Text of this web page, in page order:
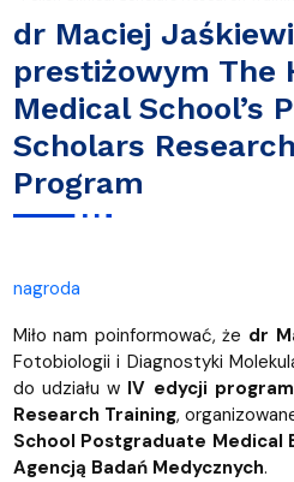
dr Maciej
prestiżowym The
Medical School’s
Scholars
Program
nagroda
Miło nam poinformować, że dr
Fotobiologii i Diagnostyki
do udziału w IV edycji
Research Training,
School Postgraduate Medical
Agencją Badań Medycznych.